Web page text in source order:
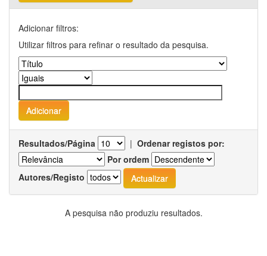
Adicionar filtros:
Utilizar filtros para refinar o resultado da pesquisa.
Resultados/Página | Ordenar registos por:
Por ordem
Autores/Registo
A pesquisa não produziu resultados.